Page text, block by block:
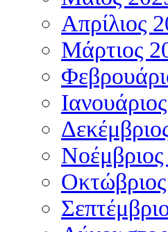
Απρίλιος
Μάρτιος